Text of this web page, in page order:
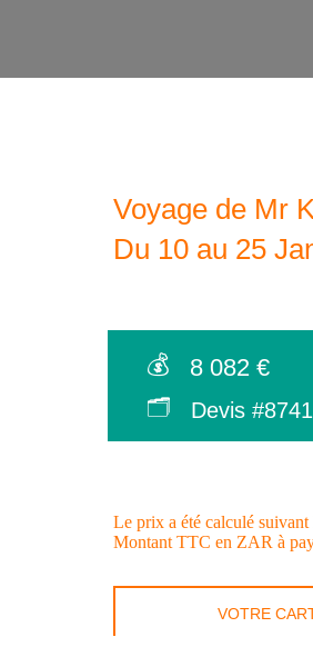
Voyage de Mr
Du 10 au 25
💰 8 082 €
🗂
Devis #8741
Le prix a été calculé
Montant TTC en ZAR à
VOTRE